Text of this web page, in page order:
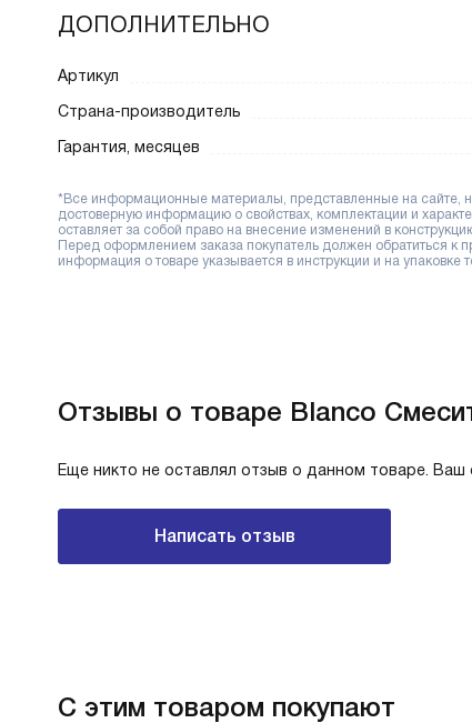
ДОПОЛНИТЕЛЬНО
Артикул
Страна-производитель
Гарантия, месяцев
*Все информационные материалы, представленные на сайте,
достоверную информацию о свойствах, комплектации и
оставляет за собой право на внесение изменений в
Перед оформлением заказа покупатель должен обратиться к
информация о товаре указывается в инструкции и на упаковке
Отзывы о товаре Blanco
Еще никто не оставлял отзыв о данном товаре.
Написать отзыв
С этим товаром покупают